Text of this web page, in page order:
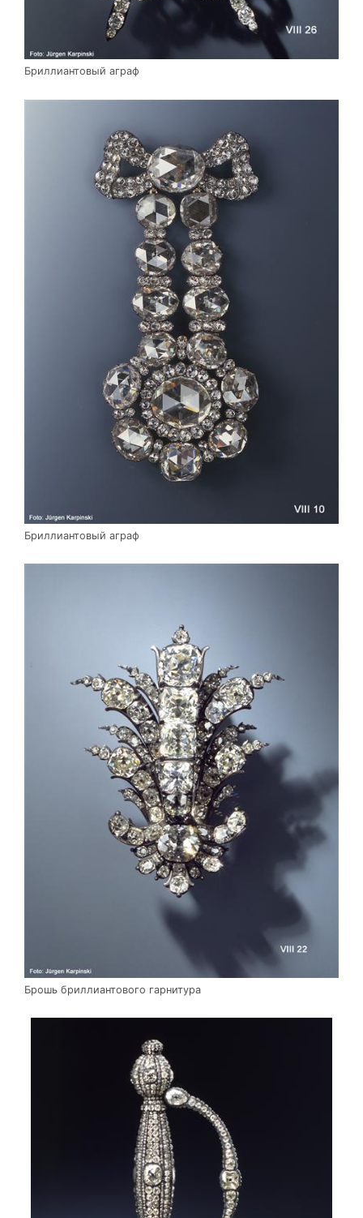
Бриллиантовый аграф
Бриллиантовый аграф
Брошь бриллиантового гарнитура